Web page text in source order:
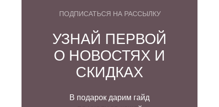
ПОДПИСАТЬСЯ НА РАССЫЛКУ
УЗНАЙ ПЕРВОЙ
О НОВОСТЯХ И
СКИДКАХ
В подарок дарим гайд